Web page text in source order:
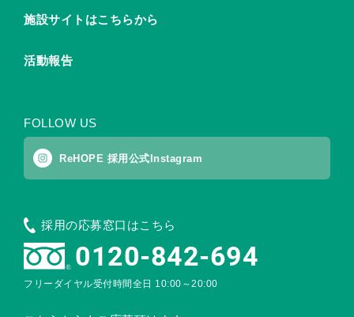
施設サイトはこちらから
活動報告
FOLLOW US
ReHOPE 採用公式Instagram
採用の応募窓口はこちら
0120-842-694
フリーダイヤル受付時間全日 10:00～20:00